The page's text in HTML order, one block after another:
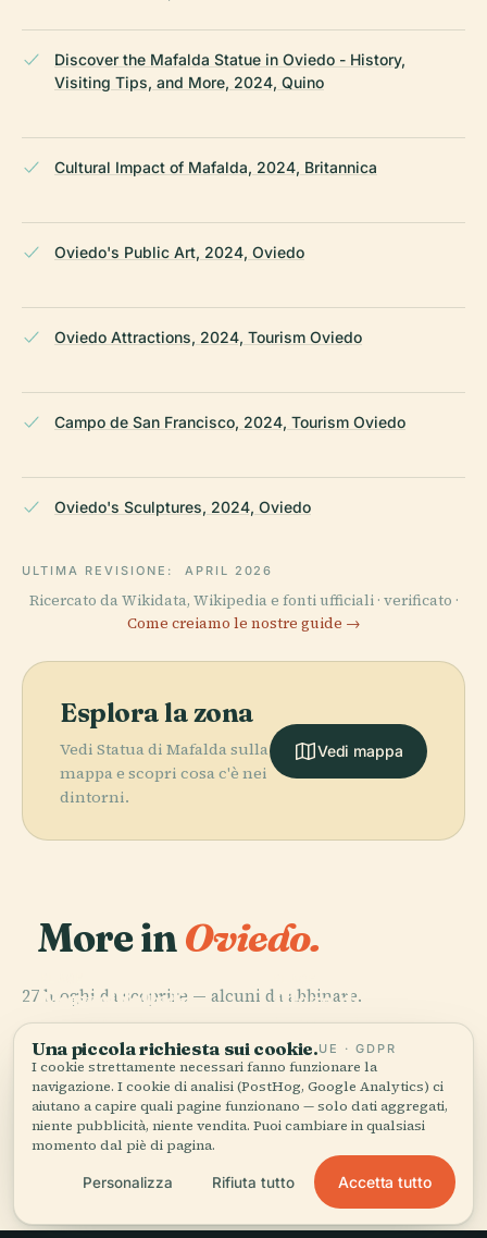
Discover the Mafalda Statue in Oviedo - History,
Visiting Tips, and More, 2024, Quino
Cultural Impact of Mafalda, 2024, Britannica
Oviedo's Public Art, 2024, Oviedo
Oviedo Attractions, 2024, Tourism Oviedo
Campo de San Francisco, 2024, Tourism Oviedo
Oviedo's Sculptures, 2024, Oviedo
ULTIMA REVISIONE: APRIL 2026
Ricercato da Wikidata, Wikipedia e fonti ufficiali · verificato ·
Come creiamo le nostre guide →
Esplora la zona
Vedi Statua di Mafalda sulla
mappa e scopri cosa c'è nei
dintorni.
Vedi mappa
More inOviedo.
27 luoghi da scoprire — alcuni da abbinare.
Cattedrale di
San Salvador
Plaza del
Fontán
Museo delle
Belle Arti delle
Asturie
PLACE
Memoriale A
Woody Allen
Tutti i 27 luoghi di Oviedo
Una piccola richiesta sui cookie.UE · GDPR
I cookie strettamente necessari fanno funzionare la
navigazione. I cookie di analisi (PostHog, Google Analytics) ci
aiutano a capire quali pagine funzionano — solo dati aggregati,
niente pubblicità, niente vendita. Puoi cambiare in qualsiasi
momento dal piè di pagina.
Personalizza Rifiuta tutto Accetta tutto